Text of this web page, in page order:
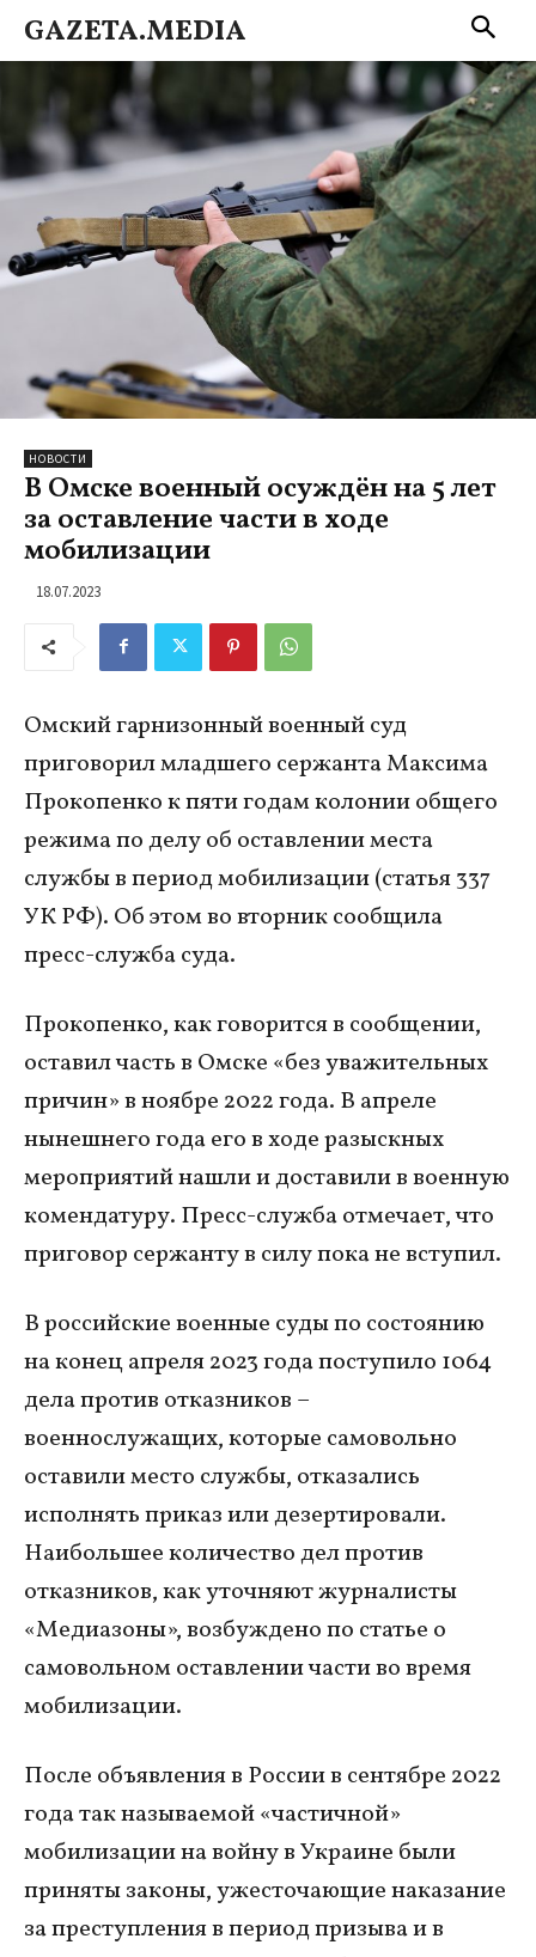
GAZETA.MEDIA
НОВОСТИ
В Омске военный осуждён на 5 лет
за оставление части в ходе
мобилизации
18.07.2023
Омский гарнизонный военный суд
приговорил младшего сержанта Максима
Прокопенко к пяти годам колонии общего
режима по делу об оставлении места
службы в период мобилизации (статья 337
УК РФ). Об этом во вторник сообщила
пресс-служба суда.
Прокопенко, как говорится в сообщении,
оставил часть в Омске «без уважительных
причин» в ноябре 2022 года. В апреле
нынешнего года его в ходе разыскных
мероприятий нашли и доставили в военную
комендатуру. Пресс-служба отмечает, что
приговор сержанту в силу пока не вступил.
В российские военные суды по состоянию
на конец апреля 2023 года поступило 1064
дела против отказников –
военнослужащих, которые самовольно
оставили место службы, отказались
исполнять приказ или дезертировали.
Наибольшее количество дел против
отказников, как уточняют журналисты
«Медиазоны», возбуждено по статье о
самовольном оставлении части во время
мобилизации.
После объявления в России в сентябре 2022
года так называемой «частичной»
мобилизации на войну в Украине были
приняты законы, ужесточающие наказание
за преступления в период призыва и в